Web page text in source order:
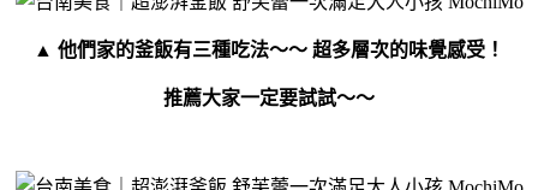
▲ 他們家的釜飯有三種吃法～～ 超多層次的味覺感受！
推薦大家一定要試試～～